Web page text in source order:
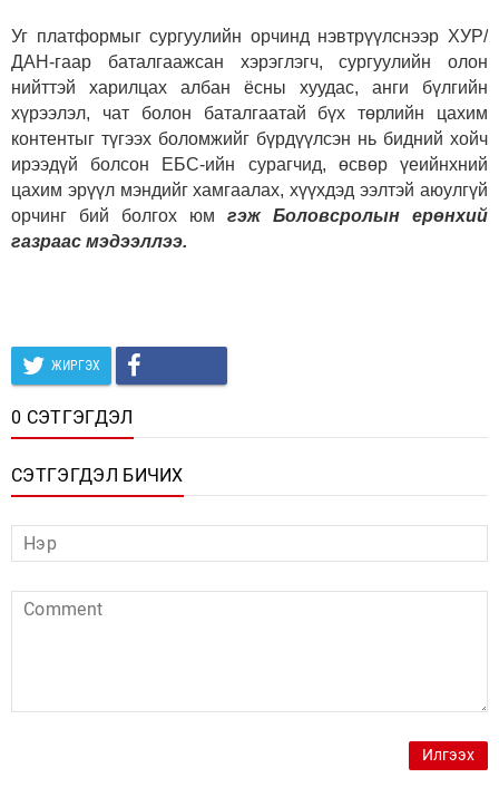
Уг платформыг сургуулийн орчинд нэвтрүүлснээр ХУР/
ДАН-гаар баталгаажсан хэрэглэгч, сургуулийн олон
нийттэй харилцах албан ёсны хуудас, анги бүлгийн
хүрээлэл, чат болон баталгаатай бүх төрлийн цахим
контентыг түгээх боломжийг бүрдүүлсэн нь бидний хойч
ирээдүй болсон ЕБС-ийн сурагчид, өсвөр үеийнхний
цахим эрүүл мэндийг хамгаалах, хүүхдэд ээлтэй аюулгүй
орчинг бий болгох юм гэж Боловсролын ерөнхий
газраас мэдээллээ.
ЖИРГЭХ
0 СЭТГЭГДЭЛ
СЭТГЭГДЭЛ БИЧИХ
Илгээх